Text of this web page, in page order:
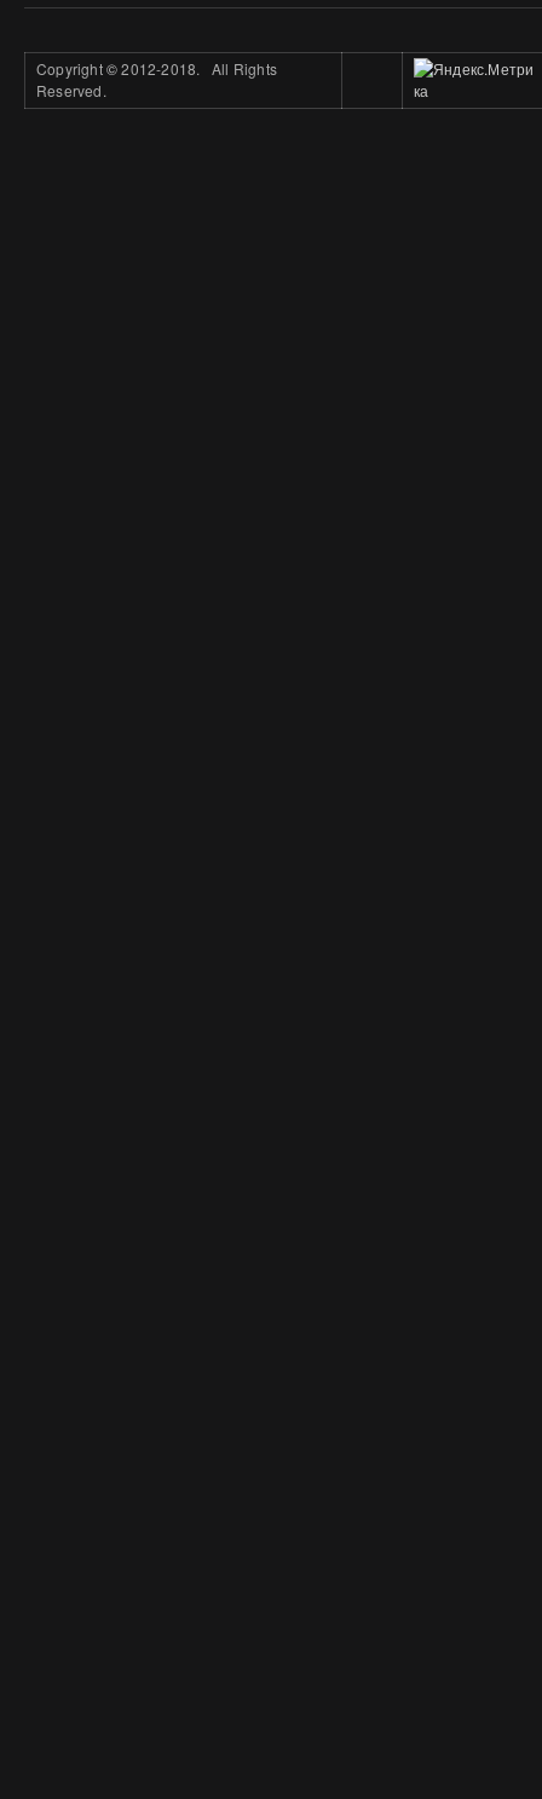
Copyright©2012-2018. All Rights
Reserved.